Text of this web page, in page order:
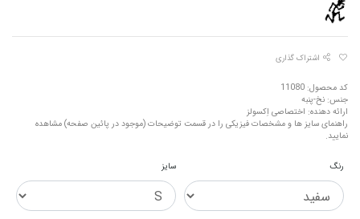
اشتراک گذاری
کد محصول: 11080
جنس: نخ-پنبه
ارائه دهنده: اختصاصی اِکسولز
راهنمای سایز ها و مشخصات فیزیکی را در قسمت توضیحات (موجود در پائین صفحه) مشاهده
نمایید.
رنگ سایز